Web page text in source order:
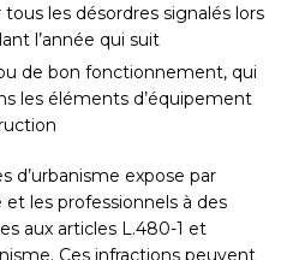
les désordres signalés lors
l’année qui suit
de bon fonctionnement, qui
les éléments d’équipement
d’urbanisme expose par
et les professionnels à des
aux articles L.480-1 et
Ces infractions peuvent